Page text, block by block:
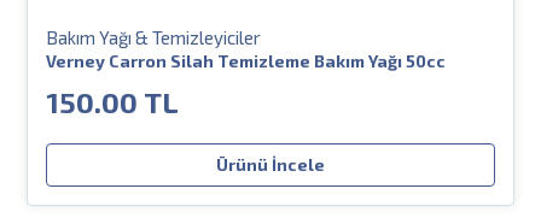
Bakım Yağı & Temizleyiciler
Verney Carron Silah Temizleme Bakım Yağı 50cc
150.00 TL
Ürünü İncele